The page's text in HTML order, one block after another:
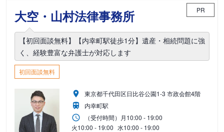
大空・山村法律事務所 PR
【初回面談無料】【内幸町駅徒歩1分】遺産・相続問題に強
く、経験豊富な弁護士が対応します
初回面談無料
東京都千代田区日比谷公園1-3 市政会館4階
内幸町駅
（受付時間） 月10:00 - 19:00
火10:00 - 19:00 水10:00 - 19:00